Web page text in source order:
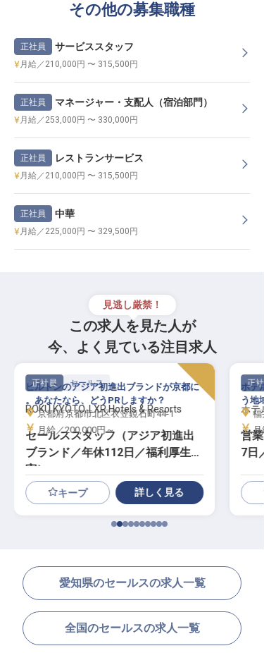
その他の募集職種
正社員 サービススタッフ
月給／210,000円 〜 315,500円
正社員 マネージャー・支配人（宿泊部門）
月給／253,000円 〜 330,000円
正社員 レストランサービス
月給／210,000円 〜 315,500円
正社員 中華
月給／225,000円 〜 329,500円
見逃し厳禁！
この求人を見た人が
今、よく見ている注目求人
正社員 セールス
ROKU KYOTO, LXR Hotels & Resorts
セールススタッフ（アジア初進出
ブランド／年休112日／福利厚生充
実）
ヒルトンのアジア初進出ブランドが京都に
。あなたなら、どうPRしますか？
京都府京都市北区衣笠鏡石町44-1
月給／200,000円～
キープ 詳しく見る
正社
ホテ
営
7日
ホテ
う地
福
月
愛知県のセールスの求人一覧
全国のセールスの求人一覧